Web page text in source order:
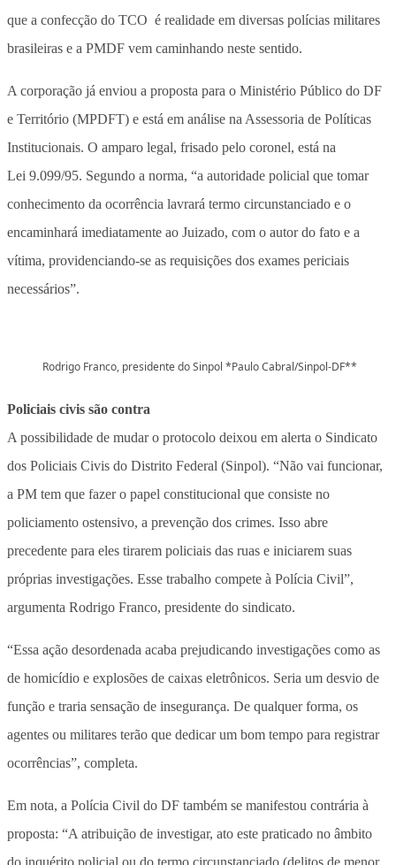
que a confecção do TCO é realidade em diversas polícias militares
brasileiras e a PMDF vem caminhando neste sentido.
A corporação já enviou a proposta para o Ministério Público do DF
e Território (MPDFT) e está em análise na Assessoria de Políticas
Institucionais. O amparo legal, frisado pelo coronel, está na
Lei 9.099/95. Segundo a norma, “a autoridade policial que tomar
conhecimento da ocorrência lavrará termo circunstanciado e o
encaminhará imediatamente ao Juizado, com o autor do fato e a
vítima, providenciando-se as requisições dos exames periciais
necessários”.
Rodrigo Franco, presidente do Sinpol *Paulo Cabral/Sinpol-DF**
Policiais civis são contra
A possibilidade de mudar o protocolo deixou em alerta o Sindicato
dos Policiais Civis do Distrito Federal (Sinpol). “Não vai funcionar,
a PM tem que fazer o papel constitucional que consiste no
policiamento ostensivo, a prevenção dos crimes. Isso abre
precedente para eles tirarem policiais das ruas e iniciarem suas
próprias investigações. Esse trabalho compete à Polícia Civil”,
argumenta Rodrigo Franco, presidente do sindicato.
“Essa ação desordenada acaba prejudicando investigações como as
de homicídio e explosões de caixas eletrônicos. Seria um desvio de
função e traria sensação de insegurança. De qualquer forma, os
agentes ou militares terão que dedicar um bom tempo para registrar
ocorrências”, completa.
Em nota, a Polícia Civil do DF também se manifestou contrária à
proposta: “A atribuição de investigar, ato este praticado no âmbito
do inquérito policial ou do termo circunstanciado (delitos de menor